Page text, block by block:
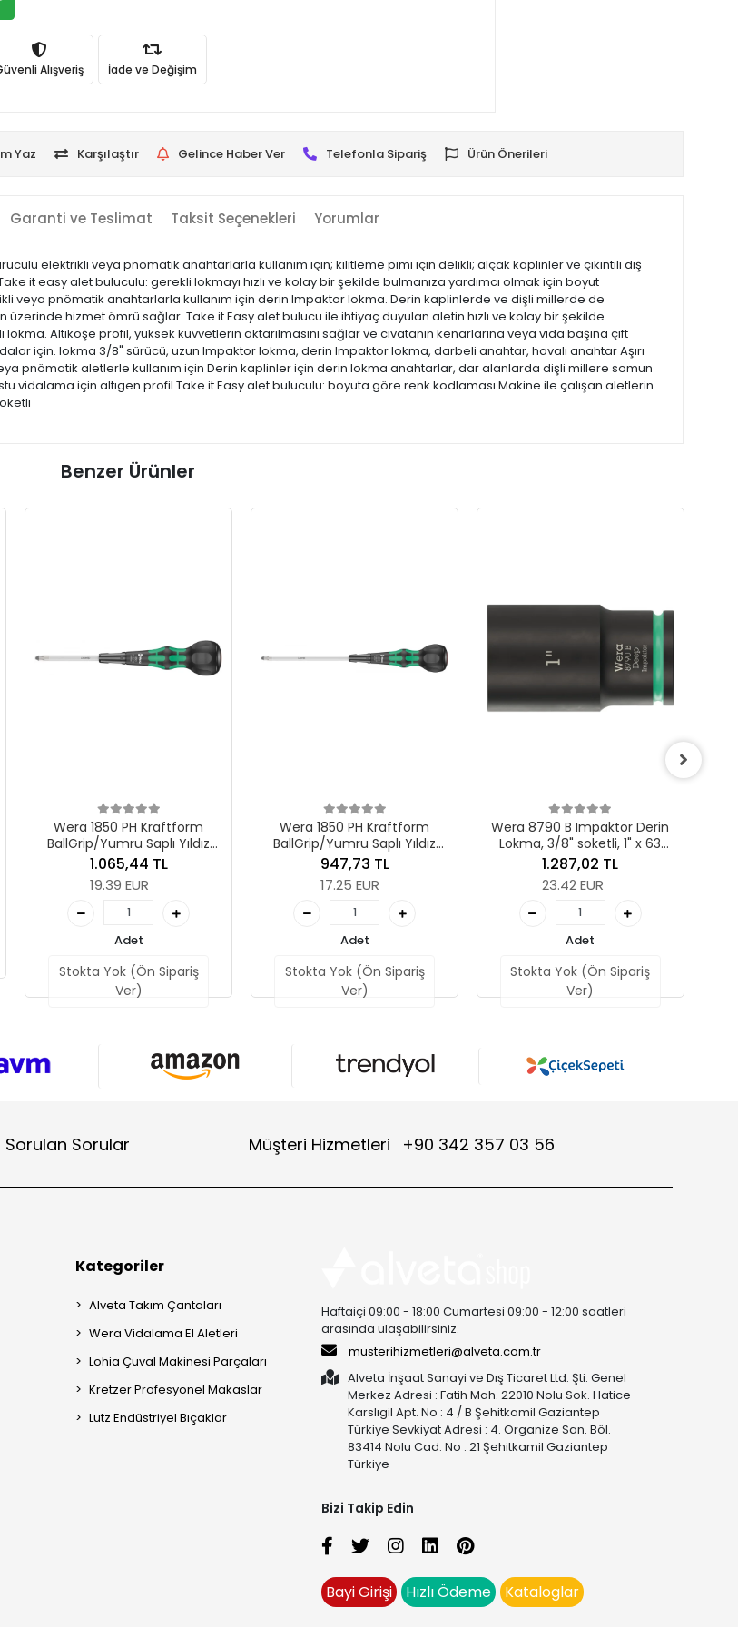
Alışveriş İade ve Değişim
Yaz Karşılaştır Gelince Haber Ver Telefonla Sipariş Ürün Önerileri
Garanti ve Teslimat Taksit Seçenekleri Yorumlar
elektrikli veya pnömatik anahtarlarla kullanım için; kilitleme pimi için delikli; alçak kaplinler ve çıkıntılı diş
it easy alet buluculu: gerekli lokmayı hızlı ve kolay bir şekilde bulmanıza yardımcı olmak için boyut
veya pnömatik anahtarlarla kullanım için derin Impaktor lokma. Derin kaplinlerde ve dişli millerde de
hizmet ömrü sağlar. Take it Easy alet bulucu ile ihtiyaç duyulan aletin hızlı ve kolay bir şekilde
Altıköşe profil, yüksek kuvvetlerin aktarılmasını sağlar ve cıvatanın kenarlarına veya vida başına çift
için. lokma 3/8" sürücü, uzun Impaktor lokma, derin Impaktor lokma, darbeli anahtar, havalı anahtar Aşırı
pnömatik aletlerle kullanım için Derin kaplinler için derin lokma anahtarlar, dar alanlarda dişli millere somun
vidalama için altıgen profil Take it Easy alet buluculu: boyuta göre renk kodlaması Makine ile çalışan aletlerin
Benzer Ürünler
mm
Wera 1850 PH Kraftform
BallGrip/Yumru Saplı Yıldız
Tornavida, PH 2 x 150 mm
947,73 TL
17.25 EUR
Stokta Yok (Ön Sipariş
Wera 8790 B Impaktor Derin
Lokma, 3/8" soketli, 1" x 63
1.287,02 TL
23.42 EUR
Stokta Yok (Ön Sipariş
Lokma, 3/8" soketli, 15/16" x 63
1.038,67 TL
Adet
Stokta Yok (Ön Sipariş
Sorulan Sorular Müşteri Hizmetleri +90 342 357 03 56
Kategoriler
Alveta Takım Çantaları
Wera Vidalama El Aletleri
Lohia Çuval Makinesi Parçaları
Kretzer Profesyonel Makaslar
Lutz Endüstriyel Bıçaklar
Haftaiçi 09:00 - 18:00 Cumartesi 09:00 - 12:00 saatleri
arasında ulaşabilirsiniz.
musterihizmetleri@alveta.com.tr
Alveta İnşaat Sanayi ve Dış Ticaret Ltd. Şti. Genel
Merkez Adresi : Fatih Mah. 22010 Nolu Sok. Hatice
Karslıgil Apt. No : 4 / B Şehitkamil Gaziantep
Türkiye Sevkiyat Adresi : 4. Organize San. Böl.
83414 Nolu Cad. No : 21 Şehitkamil Gaziantep
Türkiye
Bizi Takip Edin
Bayi Girişi Hızlı Ödeme Kataloglar